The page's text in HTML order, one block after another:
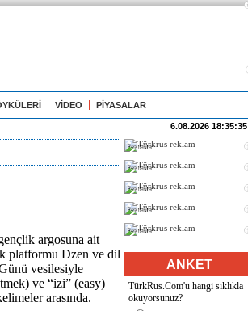
VİDEO PİYASALAR
6.08.2026 18:35:35
argosuna ait
platformu Dzen ve dil
vesilesiyle
ve “izi” (easy)
arasında.
Реклама
Реклама
Реклама
Реклама
Реклама
ANKET
TürkRus.Com'u hangi sıklıkla
okuyorsunuz?